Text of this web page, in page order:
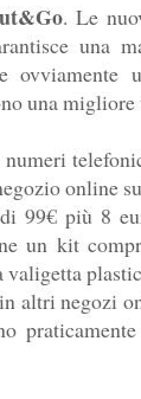
. Le
una
ovviamente
una migliore
online
99€ più 8
un kit
altri negozi